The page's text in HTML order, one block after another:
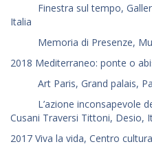
Finestra sul tempo,
Italia
Memoria di Presenze,
2018 Mediterraneo: ponte o
Art Paris, Grand palais,
L’azione inconsapevole
Cusani Traversi Tittoni, Desio,
2017 Viva la vida, Centro